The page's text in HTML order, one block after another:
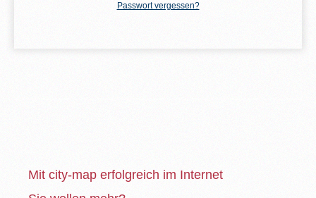
Passwort vergessen?
Mit city-map erfolgreich im Internet